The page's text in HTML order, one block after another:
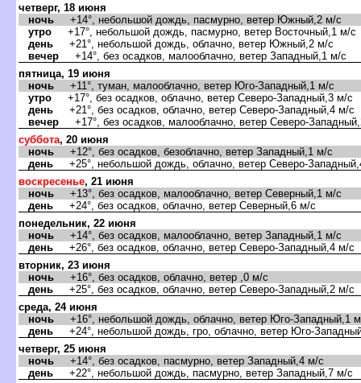
четверг, 18 июня
ночь +14°, небольшой дождь, пасмурно, ветер Южный,2 м/с
утро +17°, небольшой дождь, пасмурно, ветер Восточный,1 м/с
день +21°, небольшой дождь, облачно, ветер Южный,2 м/с
ечер +14°, без осадков, малооблачно, ветер Западный,1 м/с
пятница, 19 июня
ночь +11°, туман, малооблачно, ветер Юго-Западный,1 м/с
утро +17°, без осадков, облачно, ветер Северо-Западный,3 м/с
день +21°, без осадков, облачно, ветер Северо-Западный,4 м/с
ечер +17°, без осадков, малооблачно, ветер Северо-
суббота, 20 июня
ночь +12°, без осадков, безоблачно, ветер Западный,1 м/с
день +25°, небольшой дождь, облачно, ветер Северо-
оскресенье, 21 июня
ночь +13°, без осадков, малооблачно, ветер Северный,1 м/с
день +24°, без осадков, облачно, ветер Северный,6 м/с
понедельник, 22 июня
ночь +14°, без осадков, малооблачно, ветер Западный,1 м/с
день +26°, без осадков, облачно, ветер Северо-Западный,4 м/с
торник, 23 июня
ночь +16°, без осадков, облачно, ветер ,0 м/с
день +25°, без осадков, облачно, ветер Северо-Западный,2 м/с
среда, 24 июня
ночь +16°, небольшой дождь, облачно, ветер Юго-Западный,1
день +24°, небольшой дождь, гро, облачно, ветер Юго-
четверг, 25 июня
ночь +14°, без осадков, пасмурно, ветер Западный,4 м/с
день +22°, небольшой дождь, пасмурно, ветер Западный,7 м/с